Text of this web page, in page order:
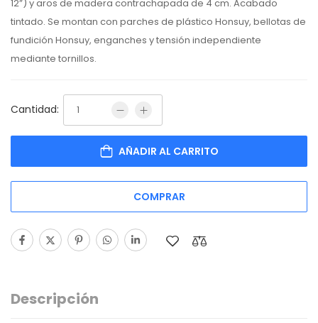
12”) y aros de madera contrachapada de 4 cm. Acabado
tintado. Se montan con parches de plástico Honsuy, bellotas de
fundición Honsuy, enganches y tensión independiente
mediante tornillos.
Cantidad:
AÑADIR AL CARRITO
COMPRAR
Descripción